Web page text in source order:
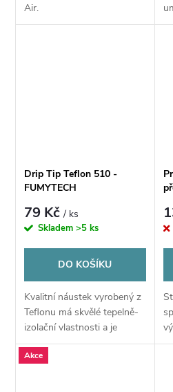
Air.
Drip Tip Teflon 510 -
FUMYTECH
79 Kč/ ks
Skladem>5 ks
DO KOŠÍKU
Kvalitní náustek vyrobený z
Teflonu má skvělé tepelně-
izolační vlastnosti a je
příjemný do úst. Snadno se
dá vyčistit. Je vhodný pro
Akce